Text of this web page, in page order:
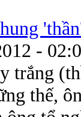
-
trắng
thế,